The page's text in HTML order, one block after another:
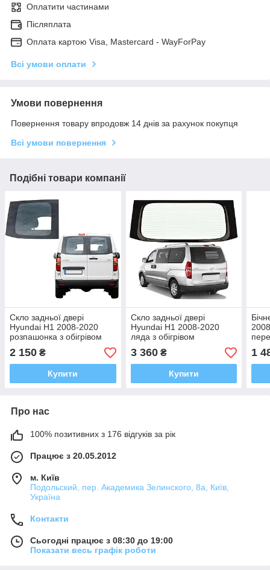
Оплатити частинами
Післяплата
Оплата картою Visa, Mastercard - WayForPay
Всі умови оплати
Умови повернення
Повернення товару впродовж 14 днів за рахунок покупця
Всі умови повернення
Подібні товари компанії
Скло задньої двері
Hyundai H1 2008-2020
розпашонка з обігрівом
ліве
2 150 ₴
Купити
Скло задньої двері
Hyundai H1 2008-2020
ляда з обігрівом
3 360₴
Купити
1
Про нас
100% позитивних з 176 відгуків за рік
Працює з 20.05.2012
м. Київ
Подольский, пер. Академика Зелинского, 8а, Київ,
Україна
Контакти
Сьогодні працює з 08:30 до 19:00
Показати весь графік роботи